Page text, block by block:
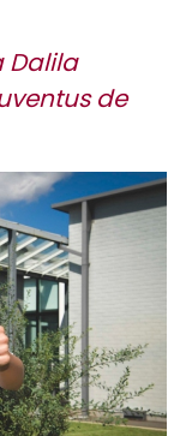
Dalila
de